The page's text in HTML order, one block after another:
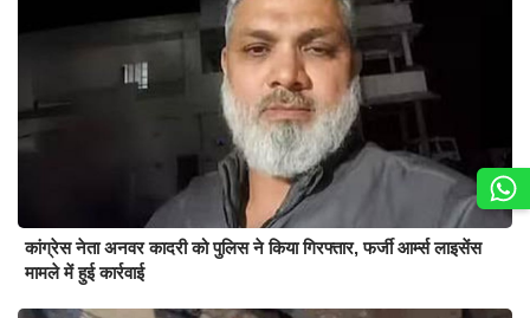
कांग्रेस नेता अनवर कादरी को पुलिस ने किया गिरफ्तार, फर्जी आर्म्स लाइसेंस
मामले में हुई कार्रवाई